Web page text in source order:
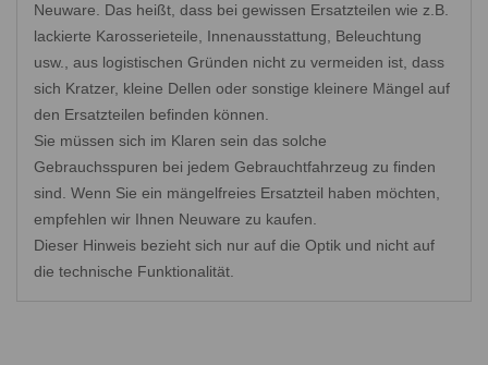
Neuware. Das heißt, dass bei gewissen Ersatzteilen wie z.B.
lackierte Karosserieteile, Innenausstattung, Beleuchtung
usw., aus logistischen Gründen nicht zu vermeiden ist, dass
sich Kratzer, kleine Dellen oder sonstige kleinere Mängel auf
den Ersatzteilen befinden können.
Sie müssen sich im Klaren sein das solche
Gebrauchsspuren bei jedem Gebrauchtfahrzeug zu finden
sind. Wenn Sie ein mängelfreies Ersatzteil haben möchten,
empfehlen wir Ihnen Neuware zu kaufen.
Dieser Hinweis bezieht sich nur auf die Optik und nicht auf
die technische Funktionalität.